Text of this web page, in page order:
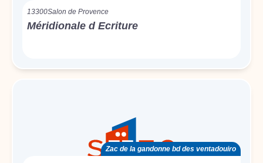
13300Salon de Provence
Méridionale d Ecriture
Zac de la gandonne bd des ventadouiro